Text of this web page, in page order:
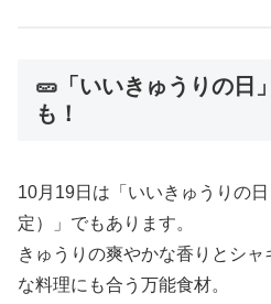
🥒「いいきゅうりの日
も！
10月19日は「いいきゅうりの
定）」でもあります。
きゅうりの爽やかな香りとシ
な料理にも合う万能食材。